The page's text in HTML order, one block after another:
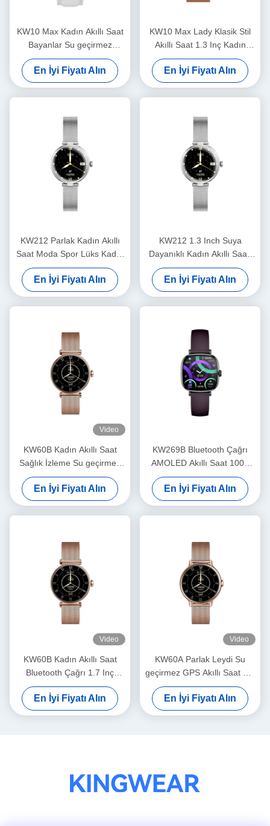
KW10 Max Kadın Akıllı Saat
Bayanlar Su geçirmez
Kadınlar Fitness Akıllı Saat
AMOLED Ekran
En İyi Fiyatı Alın
KW10 Max Lady Klasik Stil
Akıllı Saat 1.3 Inç Kadın
Sağlığı Akıllı Saat Su
geçirmez
En İyi Fiyatı Alın
KW212 Parlak Kadın Akıllı
Saat Moda Spor Lüks Kadın
Akıllı Saat Su geçirmez
En İyi Fiyatı Alın
KW212 1.3 Inch Suya
Dayanıklı Kadın Akıllı Saati
Kadınlar Suya Dayanıklı
En İyi Fiyatı Alın
Video
KW60B Kadın Akıllı Saat
Sağlık İzleme Su geçirmez
Kadınlar Akıllı Saat 1.7 Inch
En İyi Fiyatı Alın
KW269B Bluetooth Çağrı
AMOLED Akıllı Saat 100+
Spor Modu Akıllı Saat Sağlık
İzleme
En İyi Fiyatı Alın
Video
KW60B Kadın Akıllı Saat
Bluetooth Çağrı 1.7 Inç
Ekran Akıllı Saat Su
geçirmez
En İyi Fiyatı Alın
Video
KW60A Parlak Leydi Su
geçirmez GPS Akıllı Saat 1.2
Inç Ekran Akıllı Saat
AMOLED
En İyi Fiyatı Alın